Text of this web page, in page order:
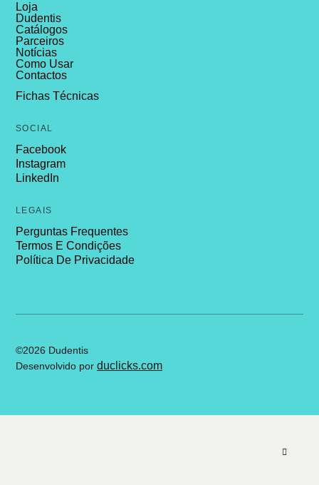
Loja
Dudentis
Catálogos
Parceiros
Notícias
Como Usar
Contactos
Fichas Técnicas
SOCIAL
Facebook
Instagram
LinkedIn
LEGAIS
Perguntas Frequentes
Termos E Condições
Política De Privacidade
©2026 Dudentis
Desenvolvido por duclicks.com